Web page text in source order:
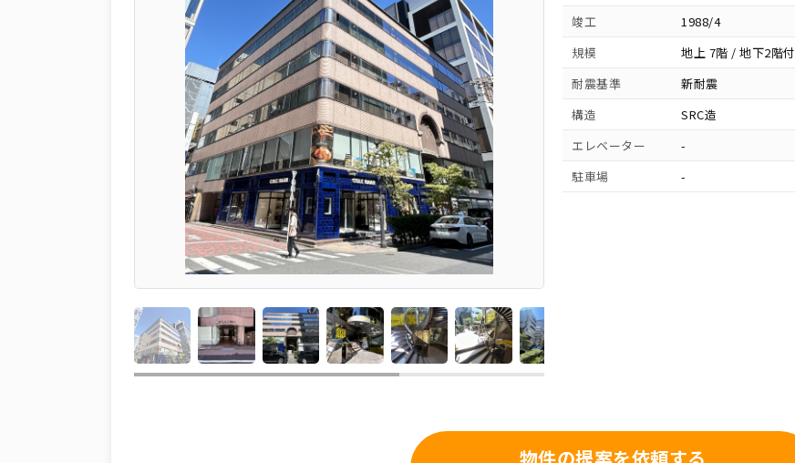
竣工
1988/4
規模
地上 7階 / 地下2階付
耐震基準
新耐震
構造
SRC造
エレベーター
-
駐車場
-